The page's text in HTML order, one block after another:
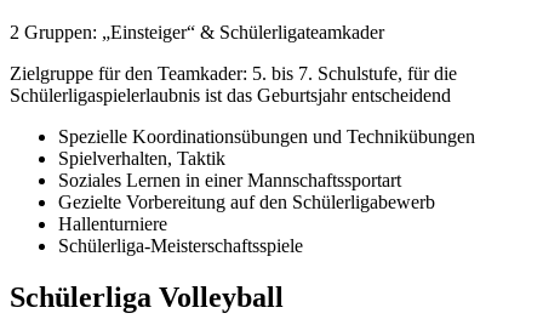
2 Gruppen: „Einsteiger“ & Schülerligateamkader
Zielgruppe für den Teamkader: 5. bis 7. Schulstufe, für die
Schülerligaspielerlaubnis ist das Geburtsjahr entscheidend
Spezielle Koordinationsübungen und Technikübungen
Spielverhalten, Taktik
Soziales Lernen in einer Mannschaftssportart
Gezielte Vorbereitung auf den Schülerligabewerb
Hallenturniere
Schülerliga-Meisterschaftsspiele
Schülerliga Volleyball